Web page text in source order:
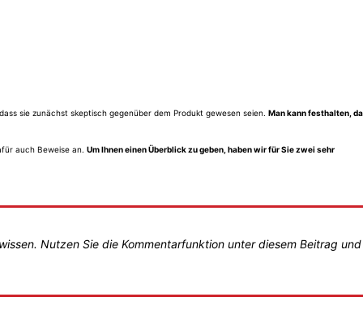
sie zunächst skeptisch gegenüber dem Produkt gewesen seien. Man kann festhalten,
auch Beweise an. Um Ihnen einen Überblick zu geben, haben wir für Sie zwei sehr
Nutzen Sie die Kommentarfunktion unter diesem Beitrag und